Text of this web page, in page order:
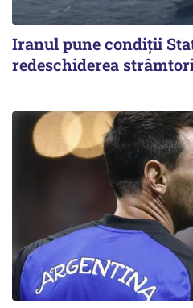
Iranul pune condiții
redeschiderea